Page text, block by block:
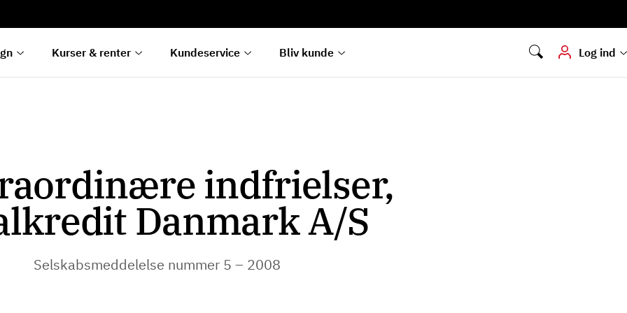
Kurser & renter Kundeservice Bliv kunde Log ind
Hvis du skal
dokumenter digitalt
indfrielser,
Danmark A/S
Selskabsmeddelelse nummer 5 – 2008